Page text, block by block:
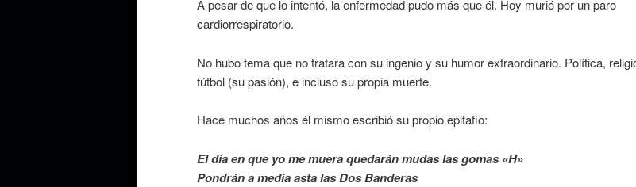
A pesar de que lo intentó, la enfermedad pudo más que él. Hoy murió por un paro
cardiorrespiratorio.
No hubo tema que no tratara con su ingenio y su humor extraordinario. Política,
fútbol (su pasión), e incluso su propia muerte.
Hace muchos años él mismo escribió su propio epitafio:
El día en que yo me muera quedarán mudas las gomas «H»
Pondrán a media asta las Dos Banderas